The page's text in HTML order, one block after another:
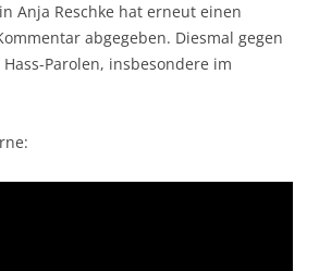
Anja Reschke hat erneut einen
abgegeben. Diesmal gegen
Parolen, insbesondere im